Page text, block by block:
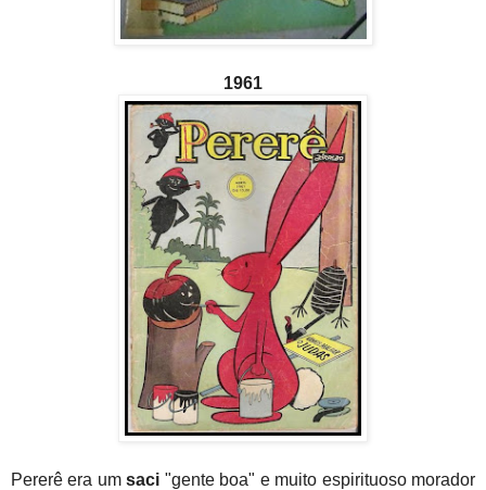
1961
Pererê era umsaci "gente boa" e muito espirituoso morador